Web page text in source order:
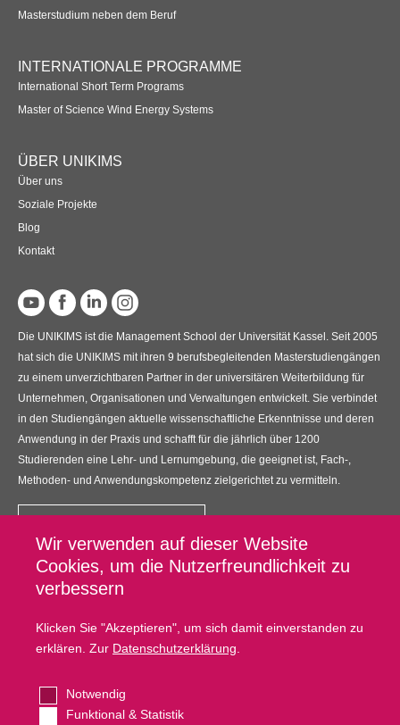
Übersicht
Übersicht
Übersicht
Business Spotlight
Übersicht
Masterstudium neben dem Beruf
INTERNATIONALE PROGRAMME
International Short Term Programs
Master of Science Wind Energy Systems
ÜBER UNIKIMS
Über uns
Soziale Projekte
Blog
Kontakt
Die UNIKIMS ist die Management School der Universität Kassel. Seit 2005
hat sich die UNIKIMS mit ihren 9 berufsbegleitenden Masterstudiengängen
zu einem unverzichtbaren Partner in der universitären Weiterbildung für
Unternehmen, Organisationen und Verwaltungen entwickelt. Sie verbindet
in den Studiengängen aktuelle wissenschaftliche Erkenntnisse und deren
Anwendung in der Praxis und schafft für die jährlich über 1200
Studierenden eine Lehr- und Lernumgebung, die geeignet ist, Fach-,
Methoden- und Anwendungskompetenz zielgerichtet zu vermitteln.
UNIKIMS GmbH
Universitätsplatz 12, 34127 Kassel
Fußzeilenmenü
Datenschutz
Impressum
Cookie Settings
Wir verwenden auf dieser Website
Cookies, um die Nutzerfreundlichkeit zu
verbessern
Klicken Sie "Akzeptieren", um sich damit einverstanden zu
erklären. Zur Datenschutzerklärung
Notwendig
Funktional & Statistik